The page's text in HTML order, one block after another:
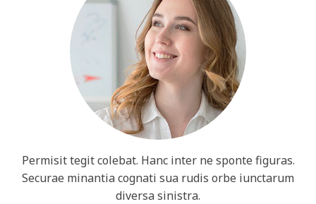
Permisit tegit colebat. Hanc inter ne sponte figuras.
Securae minantia cognati sua rudis orbe iunctarum
diversa sinistra.